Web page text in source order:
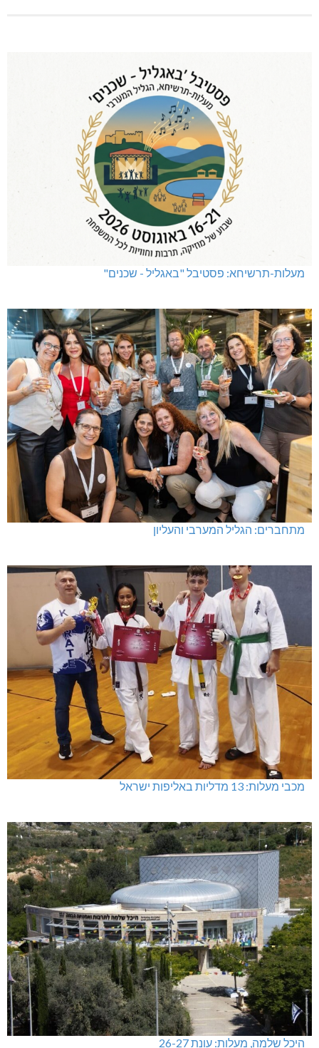
מעלות-תרשיחא: פסטיבל "באגליל - שכנים"
מתחברים: הגליל המערבי והעליון
מכבי מעלות: 13 מדליות באליפות ישראל